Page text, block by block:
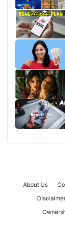
About Us
Disclaimer